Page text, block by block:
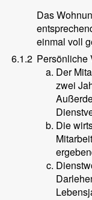
Das
einmal voll
6.1.2 Persönliche
Der
zwei
Die